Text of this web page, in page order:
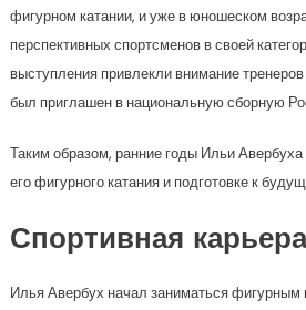
фигурном катании, и уже в юношеском
перспективных спортсменов в своей
выступления привлекли внимание
был приглашен в национальную сборную
Таким образом, ранние годы Ильи
его фигурного катания и подготовке к
Спортивная карьера
Илья Авербух начал заниматься фигурным